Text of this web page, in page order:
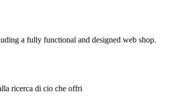
a fully functional and designed web shop.
ricerca di cio che offri